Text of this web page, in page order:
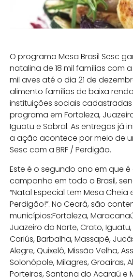
O programa Mesa Brasil Sesc
natalina de 18 mil famílias com
mil aves até o dia 21 de
alimento famílias de baixa renda
instituições sociais
programa em Fortaleza,
Iguatu e Sobral. As entregas já
a ação acontece por meio de
Sesc com a BRF / Perdigão.
Este é o segundo ano em que
campanha em todo o Brasil,
“Natal Especial tem Mesa Cheia
Perdigão!”. No Ceará, são
municípios:Fortaleza,
Juazeiro do Norte, Crato,
Cariús, Barbalha, Massapê,
Alegre, Quixelô, Missão Velha,
Solonópole, Milagres, Groaíras,
Porteiras, Santana do Acaraú e